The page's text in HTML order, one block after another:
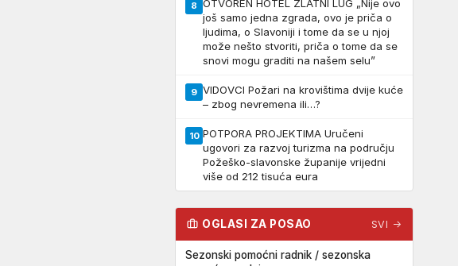
8 OTVOREN HOTEL ZLATNI LUG „Nije ovo
još samo jedna zgrada, ovo je priča o
ljudima, o Slavoniji i tome da se u njoj
može nešto stvoriti, priča o tome da se
snovi mogu graditi na našem selu”
9 VIDOVCI Požari na krovištima dvije kuće
– zbog nevremena ili…?
10 POTPORA PROJEKTIMA Uručeni
ugovori za razvoj turizma na području
Požeško-slavonske županije vrijedni
više od 212 tisuća eura
OGLASI ZA POSAO SVI →
Sezonski pomoćni radnik / sezonska